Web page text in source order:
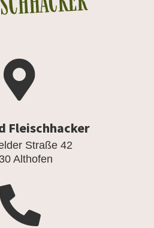

Fleischhacker
Straße 42
Althofen